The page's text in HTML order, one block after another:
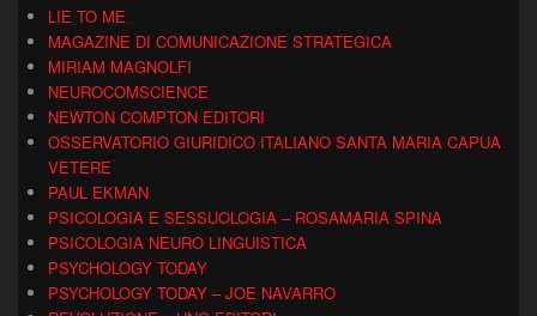
LIE TO ME
MAGAZINE DI COMUNICAZIONE STRATEGICA
MIRIAM MAGNOLFI
NEUROCOMSCIENCE
NEWTON COMPTON EDITORI
OSSERVATORIO GIURIDICO ITALIANO SANTA MARIA CAPUA
VETERE
PAUL EKMAN
PSICOLOGIA E SESSUOLOGIA – ROSAMARIA SPINA
PSICOLOGIA NEURO LINGUISTICA
PSYCHOLOGY TODAY
PSYCHOLOGY TODAY – JOE NAVARRO